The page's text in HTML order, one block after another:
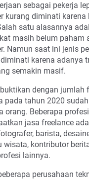
sebagai pekerja
kurang diminati karena
satu alasannya
masih belum paham
Namun saat ini jenis
karena adanya
semakin masif.
dengan jumlah
pada tahun 2020
orang. Beberapa
jasa freelance
barista,
wisata, kontributor
lainnya.
perusahaan